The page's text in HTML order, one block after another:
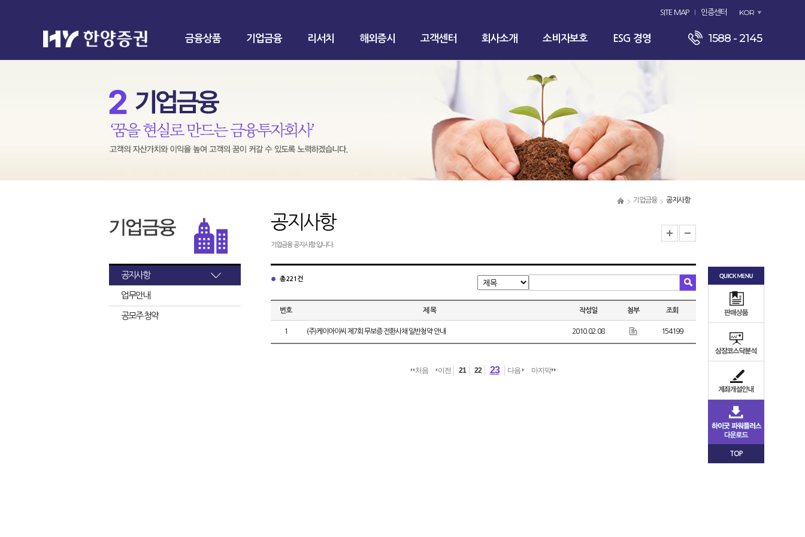
SITE MAP 인증센터 KOR
금융상품 기업금융 리서치 해외증시 고객센터 회사소개 소비자보호 ESG 경영 1588 - 2145
기업금융 공지사항
공지사항
업무안내
공모주 청약
공지사항
기업금융 공지사항 입니다.
총 221건
번호 제 목 작성일 첨부 조회
1 (주)케이아이씨 제7회 무보증 전환사채 일반청약 안내 2010.02.08 154199
처음 이전 21 22 23 다음 마지막
TOP